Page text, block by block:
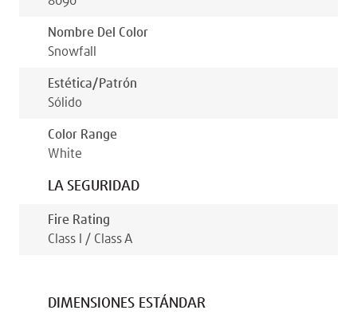
Nombre Del Color
Snowfall
Estética/patrón
Sólido
Color Range
White
LA SEGURIDAD
Fire Rating
Class I / Class A
DIMENSIONES ESTÁNDAR